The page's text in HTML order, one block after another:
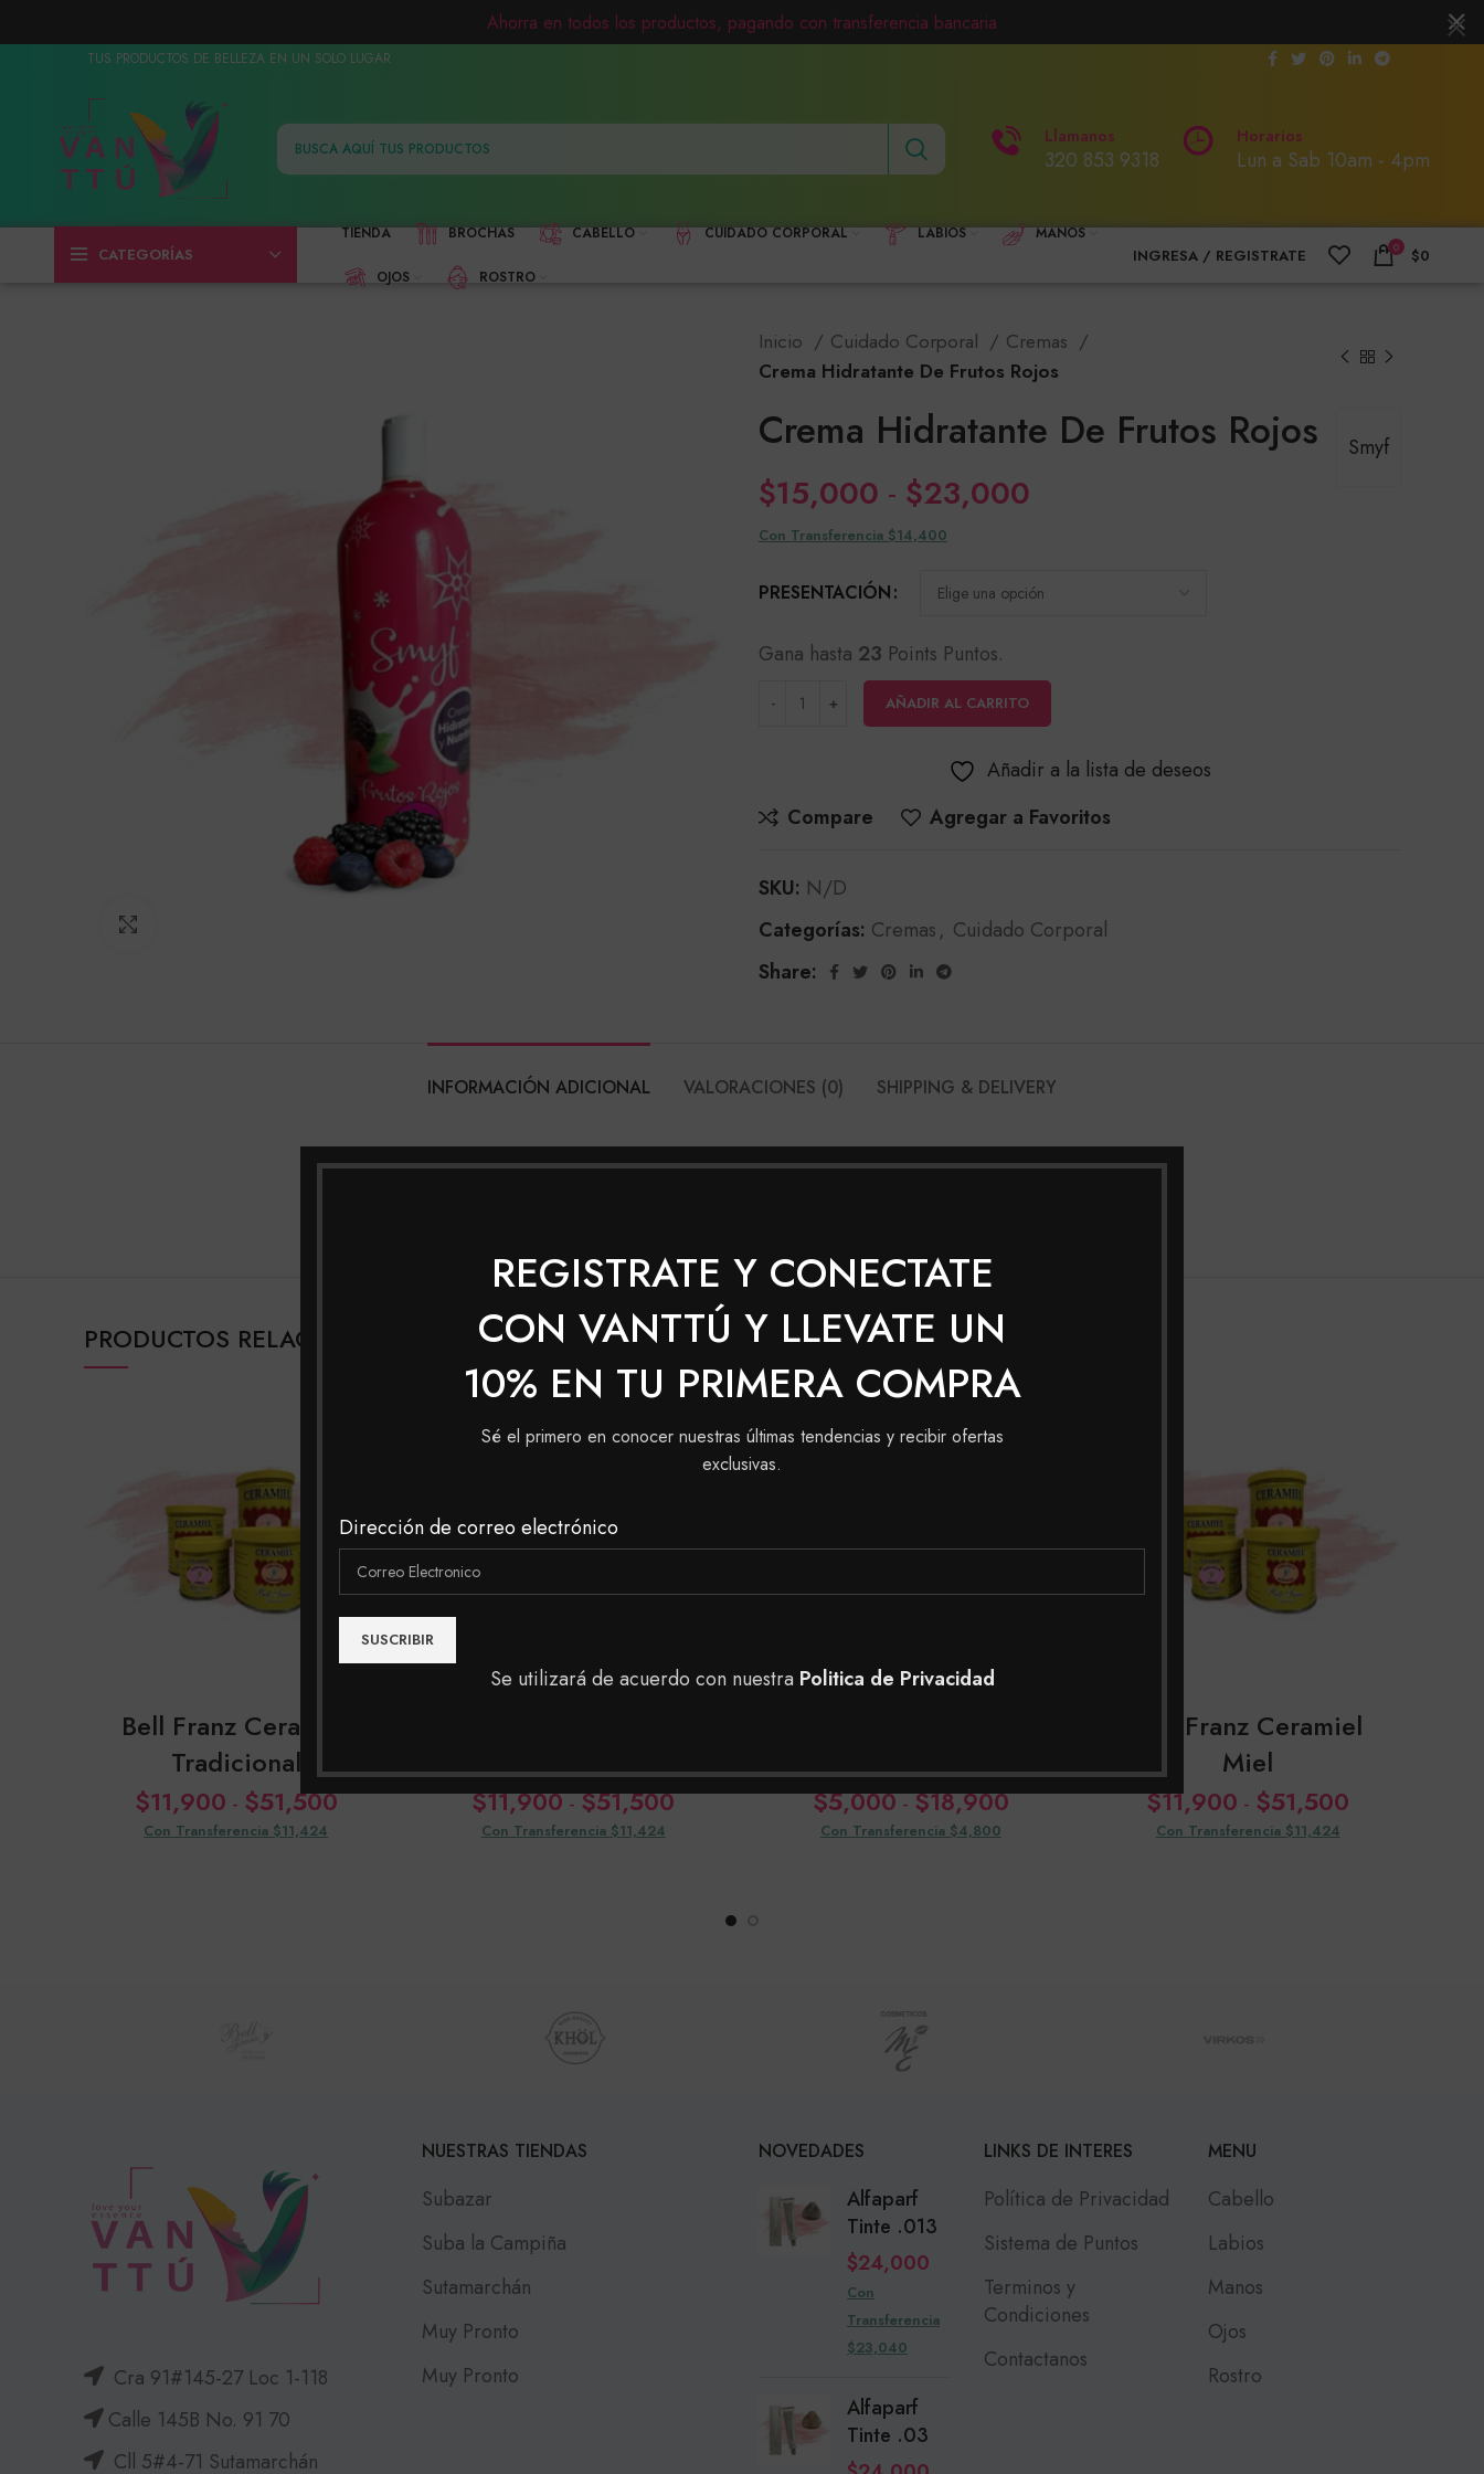
REGISTRATE Y CONECTATE
CON VANTTÚ Y LLEVATE UN
10% EN TU PRIMERA COMPRA
Sé el primero en conocer nuestras últimas tendencias y recibir ofertas
exclusivas.
Dirección de correo electrónico
Se utilizará de acuerdo con nuestra Politica de Privacidad
TUS PRODUCTOS DE BELLEZA EN UN SOLO LUGAR
Llamanos
320 853 9318
Horarios
Lun a Sab 10am - 4pm
CATEGORÍAS
TIENDA BROCHAS CABELLO CUIDADO CORPORAL LABIOS MANOS
OJOS ROSTRO
INGRESA / REGISTRATE 0 $0
Inicio Cuidado Corporal
Cremas
Crema Hidratante De Frutos Rojos
Smyf
Crema Hidratante De Frutos Rojos
$15,000 - $23,000
desde
hasta
Con Transferencia $14,400
PRESENTACIÓN
Gana hasta 23 Points Puntos.
AÑADIR AL CARRITO
Añadir a la lista de deseos
Compare
Agregar a Favoritos
SKU: N/D
Categorías: Cremas, Cuidado Corporal
Share:
INFORMACIÓN ADICIONAL VALORACIONES (0) SHIPPING & DELIVERY
Smyf
PRODUCTOS RELACIONADOS
Bell Franz Ceramiel
Tradicional
$11,900 - $51,500Rango
Con Transferencia $11,424
Depilatoria Azuleno
$11,900-$51,500Rango
Con Transferencia $11,424
OUT
Almendras
$5,000-$18,900Rango
Con Transferencia $4,800
Bell Franz Ceramiel
Miel
$11,900 - $51,500
Con Transferencia $11,424
Cra 91#145-27 Loc 1-118
Calle 145B No. 91 70
Cll 5#4-71 Sutamarchán
NUESTRAS TIENDAS
Subazar
Suba la Campiña
Sutamarchán
Muy Pronto
Muy Pronto
NOVEDADES
Alfaparf
Tinte .013
$24,000
Con
Transferencia
$23,040
Alfaparf
Tinte .03
LINKS DE INTERES
Política de Privacidad
Sistema de Puntos
Terminos y
Condiciones
Contactanos
MENU
Cabello
Labios
Manos
Ojos
Rostro
Ahorra en todos los productos, pagando con transferencia bancaria